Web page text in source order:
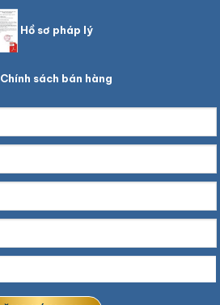
Hồ sơ pháp lý
Chính sách bán hàng